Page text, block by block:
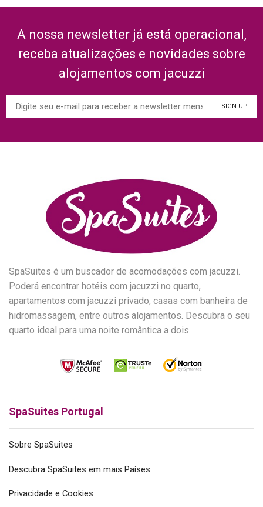
A nossa newsletter já está operacional,
receba atualizações e novidades sobre
alojamentos com jacuzzi
SpaSuites é um buscador de acomodações com jacuzzi.
Poderá encontrar hotéis com jacuzzi no quarto,
apartamentos com jacuzzi privado, casas com banheira de
hidromassagem, entre outros alojamentos. Descubra o seu
quarto ideal para uma noite romântica a dois.
SpaSuites Portugal
Sobre SpaSuites
Descubra SpaSuites em mais Países
Privacidade e Cookies